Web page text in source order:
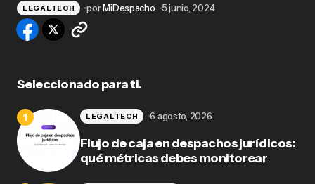
LEGALTECH porMiDespacho 5 junio, 2024
Seleccionado para ti.
Flujo de caja en despachos jurídicos:
qué métricas debes monitorear
LEGALTECH 6 agosto, 2026